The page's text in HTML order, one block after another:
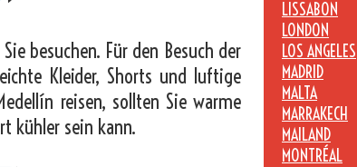
besuchen. Für den Besuch der
Kleider, Shorts und luftige
reisen, sollten Sie warme
kühler sein kann.
LISSABON
LONDON
LOS ANGELES
MADRID
MALTA
MARRAKECH
MAILAND
MONTRÉAL